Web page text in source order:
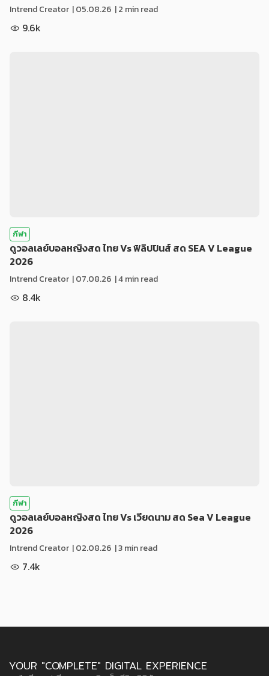
Intrend Creator |05.08.26 | 2 min read
9.6k
กีฬา
ดูวอลเลย์บอลหญิงสด ไทย Vs ฟิลิปปินส์ สด SEA V League
2026
Intrend Creator |07.08.26 | 4 min read
8.4k
กีฬา
ดูวอลเลย์บอลหญิงสด ไทย Vs เวียดนาม สด Sea V League
2026
Intrend Creator |02.08.26 | 3 min read
7.4k
YOUR "COMPLETE" DIGITAL EXPERIENCE